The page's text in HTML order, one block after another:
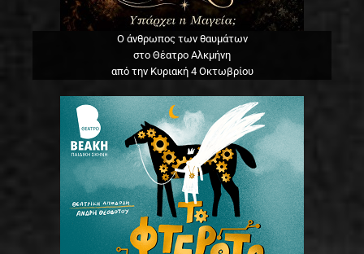
Ο άνθρωπος των θαυμάτων
στο Θέατρο Αλκμήνη
από την Κυριακή 4 Οκτωβρίου